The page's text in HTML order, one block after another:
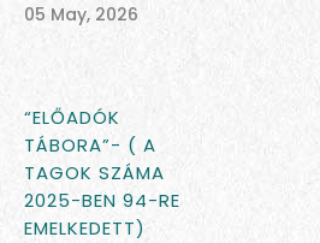
05 May, 2026
“ELŐADÓK
TÁBORA”- ( A
TAGOK SZÁMA
2025-BEN 94-RE
EMELKEDETT)